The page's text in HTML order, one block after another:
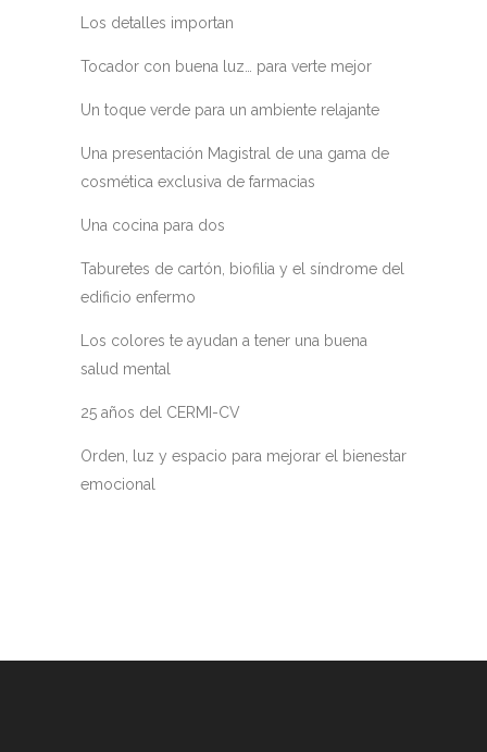
Los detalles importan
Tocador con buena luz… para verte mejor
Un toque verde para un ambiente relajante
Una presentación Magistral de una gama de
cosmética exclusiva de farmacias
Una cocina para dos
Taburetes de cartón, biofilia y el síndrome del
edificio enfermo
Los colores te ayudan a tener una buena
salud mental
25 años del CERMI-CV
Orden, luz y espacio para mejorar el bienestar
emocional